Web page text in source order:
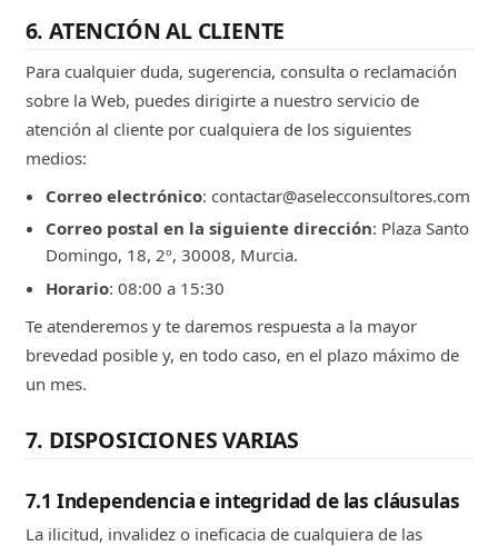
6. ATENCIÓN AL CLIENTE
Para cualquier duda, sugerencia, consulta o reclamación
sobre la Web, puedes dirigirte a nuestro servicio de
atención al cliente por cualquiera de los siguientes
medios:
Correo electrónico: contactar@aselecconsultores.com
Correo postal en la siguiente dirección: Plaza Santo
Domingo, 18, 2º, 30008, Murcia.
Horario: 08:00 a 15:30
Te atenderemos y te daremos respuesta a la mayor
brevedad posible y, en todo caso, en el plazo máximo de
un mes.
7. DISPOSICIONES VARIAS
7.1 Independencia e integridad de las cláusulas
La ilicitud, invalidez o ineficacia de cualquiera de las